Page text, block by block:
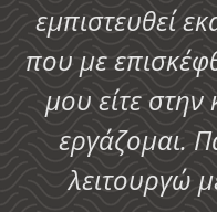
εμπιστευθεί
που με
μου είτε
εργάζομαι.
λειτουργώ